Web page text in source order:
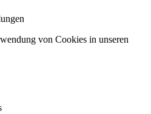
von Cookies in unseren